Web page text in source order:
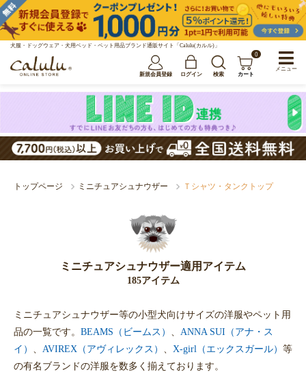
犬服・ドッグウェア・犬用ベッド・ペット用品ブランド通販サイト「Calulu(カルル)」
新規会員登録 ログイン 検索
0
カート
トップページ ミニチュアシュナウザー Ｔシャツ・タンクトップ
ミニチュアシュナウザー適用アイテム
185アイテム
ミニチュアシュナウザー等の小型犬向けサイズの洋服やペット用
品の一覧です。 BEAMS（ビームス）
ANNA SUI（アナ・ス
イ）
AVIREX（アヴィレックス） X-girl（エックスガール） 等
の有名ブランドの洋服を数多く揃えております。
メニュー